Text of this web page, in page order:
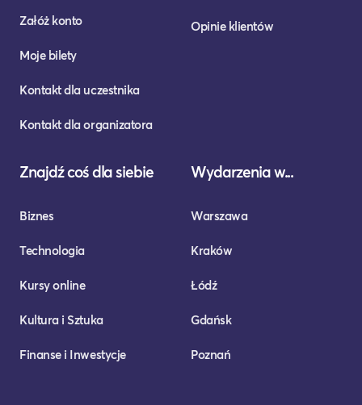
Załóż konto
Moje bilety
Kontakt dla uczestnika
Kontakt dla organizatora
Opinie klientów
Znajdź coś dla siebie
Biznes
Technologia
Kursy online
Kultura i Sztuka
Finanse i Inwestycje
Wydarzenia w...
Warszawa
Kraków
Łódź
Gdańsk
Poznań